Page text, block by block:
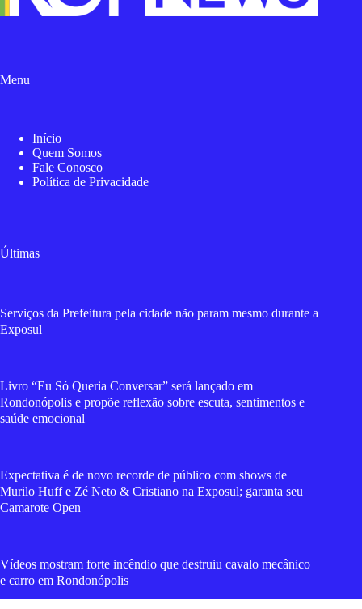
Menu
Início
Quem Somos
Fale Conosco
Política de Privacidade
Últimas
Serviços da Prefeitura pela cidade não param mesmo durante a
Exposul
Livro “Eu Só Queria Conversar” será lançado em
Rondonópolis e propõe reflexão sobre escuta, sentimentos e
saúde emocional
Expectativa é de novo recorde de público com shows de
Murilo Huff e Zé Neto & Cristiano na Exposul; garanta seu
Camarote Open
Vídeos mostram forte incêndio que destruiu cavalo mecânico
e carro em Rondonópolis